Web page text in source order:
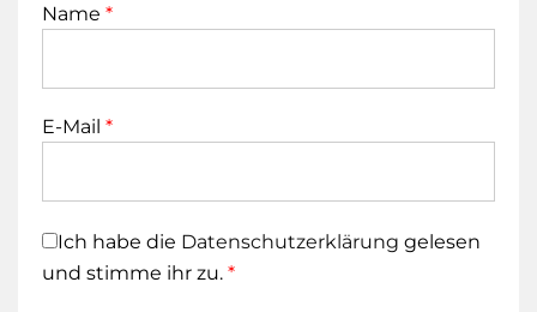
Name *
E-Mail *
Ich habe die Datenschutzerklärung gelesen
und stimme ihr zu. *